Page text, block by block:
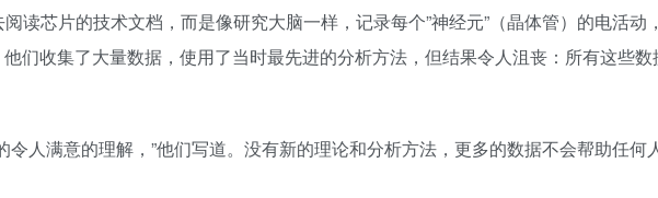
读芯片的技术文档，而是像研究大脑一样，记录每个”神经元”（晶体管）的电活动
他们收集了大量数据，使用了当时最先进的分析方法，但结果令人沮丧：所有这些
令人满意的理解，”他们写道。没有新的理论和分析方法，更多的数据不会帮助任何